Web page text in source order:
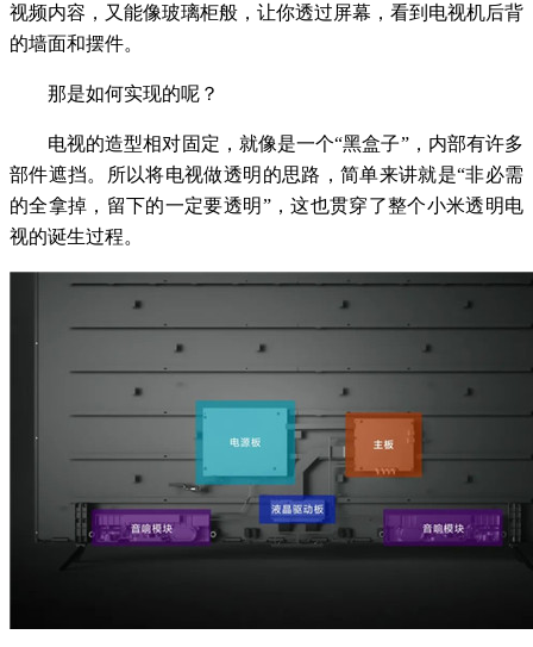
视频内容，又能像玻璃柜般，让你透过屏幕，看到电视机后背
的墙面和摆件。
那是如何实现的呢？
电视的造型相对固定，就像是一个“黑盒子”，内部有许多
部件遮挡。所以将电视做透明的思路，简单来讲就是“非必需
的全拿掉，留下的一定要透明”，这也贯穿了整个小米透明电
视的诞生过程。